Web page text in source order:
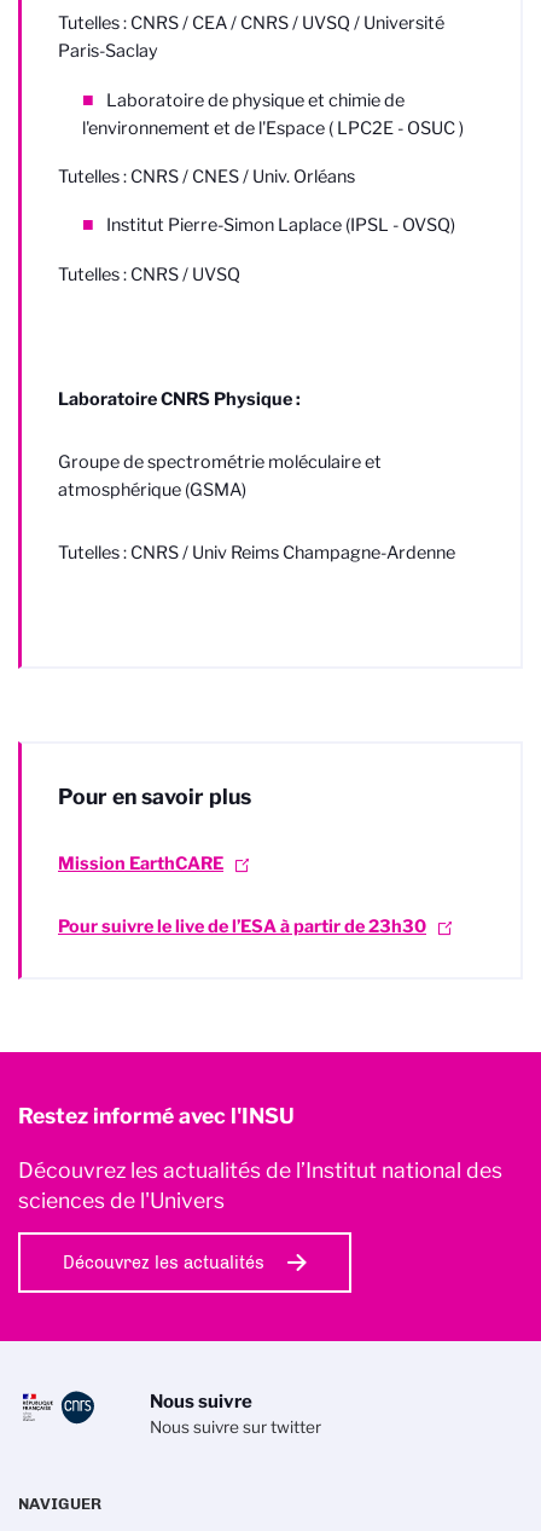
Tutelles : CNRS / CEA / CNRS / UVSQ / Université
Paris-Saclay
Laboratoire de physique et chimie de
l'environnement et de l'Espace ( LPC2E - OSUC )
Tutelles : CNRS / CNES / Univ. Orléans
Institut Pierre-Simon Laplace (IPSL - OVSQ)
Tutelles : CNRS / UVSQ
Laboratoire CNRS Physique :
Groupe de spectrométrie moléculaire et
atmosphérique (GSMA)
Tutelles : CNRS / Univ Reims Champagne-Ardenne
Pour en savoir plus
Mission EarthCARE
Pour suivre le live de l’ESA à partir de 23h30
Restez informé avec l'INSU
Découvrez les actualités de l’Institut national des
sciences de l'Univers
Découvrez les actualités
Nous suivre
Nous suivre sur twitter
NAVIGUER